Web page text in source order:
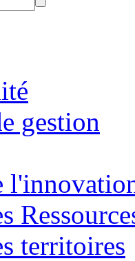
gestion
territoires